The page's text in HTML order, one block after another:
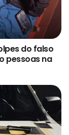
do falso
pessoas na